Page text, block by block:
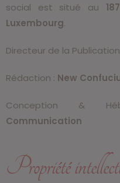
social est situé au
Luxembourg.
Directeur de la
Rédaction : New
Conception &
Communication
Propriété